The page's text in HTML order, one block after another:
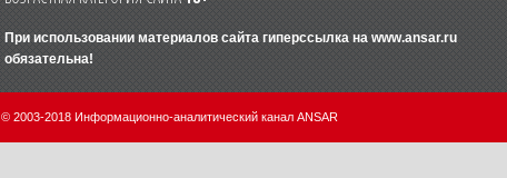
При использовании материалов сайта гиперссылка на www.ansar.ru
обязательна!
© 2003-2018 Информационно-аналитический канал ANSAR